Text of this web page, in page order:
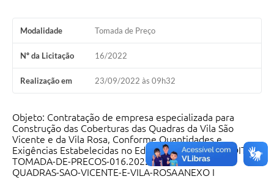
Modalidade Tomada de Preço
Nº da Licitação 16/2022
Realização em 23/09/2022 às 09h32
Objeto: Contratação de empresa especializada para
Construção das Coberturas das Quadras da Vila São
Vicente e da Vila Rosa, Conforme Quantidades e
Exigências Estabelecidas no Edital e Seus Anexos.EDITAL-
TOMADA-DE-PRECOS-016.2022-COBERTURAS-DE-
QUADRAS-SAO-VICENTE-E-VILA-ROSAANEXO I